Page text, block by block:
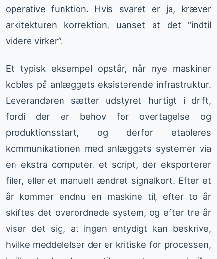
operative funktion. Hvis svaret er ja, kræver
arkitekturen korrektion, uanset at det “indtil
videre virker”.
Et typisk eksempel opstår, når nye maskiner
kobles på anlæggets eksisterende infrastruktur.
Leverandøren sætter udstyret hurtigt i drift,
fordi der er behov for overtagelse og
produktionsstart, og derfor etableres
kommunikationen med anlæggets systemer via
en ekstra computer, et script, der eksporterer
filer, eller et manuelt ændret signalkort. Efter et
år kommer endnu en maskine til, efter to år
skiftes det overordnede system, og efter tre år
viser det sig, at ingen entydigt kan beskrive,
hvilke meddelelser der er kritiske for processen,